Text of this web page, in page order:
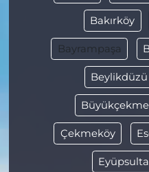
Bakırköy
Bayrampaşa
Beylikdüzü
Çekmeköy